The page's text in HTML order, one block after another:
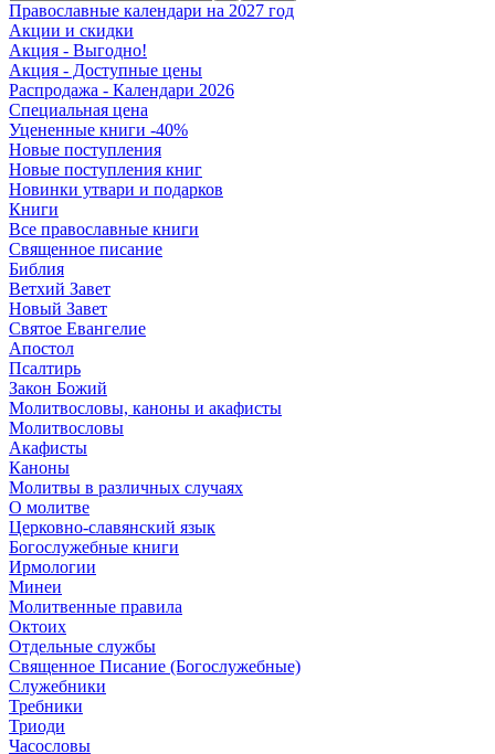
Православные календари на 2027 год
Акции и скидки
Акция - Выгодно!
Акция - Доступные цены
Распродажа - Календари 2026
Специальная цена
Уцененные книги -40%
Новые поступления
Новые поступления книг
Новинки утвари и подарков
Книги
Все православные книги
Священное писание
Библия
Ветхий Завет
Новый Завет
Святое Евангелие
Апостол
Псалтирь
Закон Божий
Молитвословы, каноны и акафисты
Молитвословы
Акафисты
Каноны
Молитвы в различных случаях
О молитве
Церковно-славянский язык
Богослужебные книги
Ирмологии
Минеи
Молитвенные правила
Октоих
Отдельные службы
Священное Писание (Богослужебные)
Служебники
Требники
Триоди
Часословы